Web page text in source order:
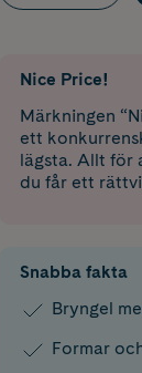
Nice Price!
Märkningen
ett
lägsta. Allt för
du får ett
Snabba fakta
Bryngel
Formar